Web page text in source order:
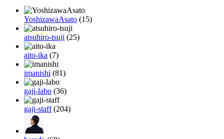
YoshizawaAsato (15)
atsuhiro-tsuji (25)
aito-ika (7)
imanishi (81)
gaji-labo (36)
gaji-staff(204)